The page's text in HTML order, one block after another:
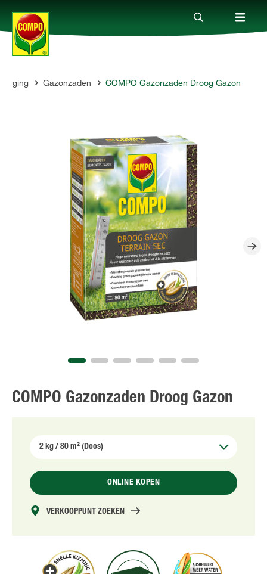
ProductenGazonzaden COMPO Gazonzaden Droog Gazon
COMPO Gazonzaden Droog Gazon
ONLINE KOPEN
VERKOOPPUNT ZOEKEN